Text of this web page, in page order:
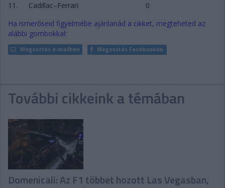
11.
Cadillac–Ferrari
0
Ha ismerőseid figyelmébe ajánlanád a cikket, megteheted az
alábbi gombokkal:
Megosztás e-mailben Megosztás Facebookon
További cikkeink a témában
Domenicali: Az F1 többet hozott Las Vegasban,